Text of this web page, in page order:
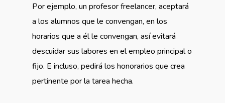
Por ejemplo, un profesor freelancer, aceptará
a los alumnos que le convengan, en los
horarios que a él le convengan, así evitará
descuidar sus labores en el empleo principal o
fijo. E incluso, pedirá los honorarios que crea
pertinente por la tarea hecha.